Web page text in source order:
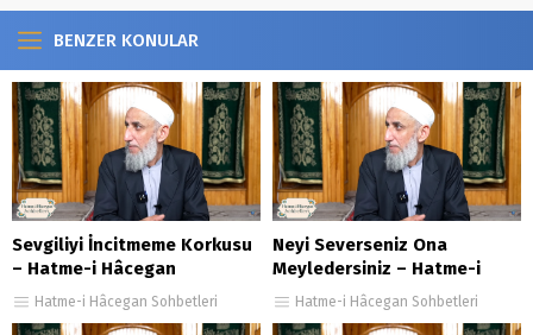
BENZER KONULAR
Sevgiliyi İncitmeme Korkusu
– Hatme-i Hâcegan
Sohbetleri 149. Bölüm
Hatme-i Hâcegan Sohbetleri
Neyi Severseniz Ona
Meyledersiniz – Hatme-i
Hâcegan Sohbetleri 106.
Hatme-i Hâcegan Sohbetleri